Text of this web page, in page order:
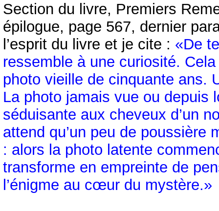
Section du livre, Premiers
épilogue, page 567, dernier
l’esprit du livre et je cite : «De
ressemble à une curiosité.
photo vieille de cinquante ans.
La photo jamais vue ou depuis
séduisante aux cheveux d’un
attend qu’un peu de poussière
: alors la photo latente
transforme en empreinte de
l’énigme au cœur du mystère.»